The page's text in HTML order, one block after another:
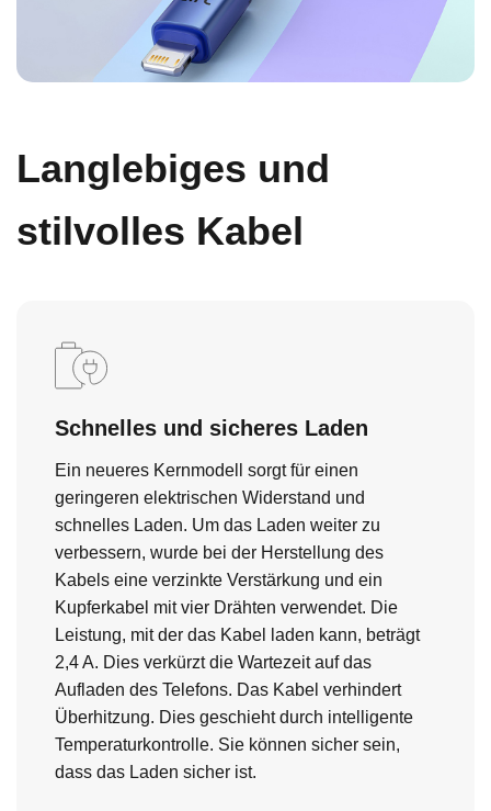
Langlebiges und
stilvolles Kabel
Schnelles und sicheres Laden
Ein neueres Kernmodell sorgt für einen
geringeren elektrischen Widerstand und
schnelles Laden. Um das Laden weiter zu
verbessern, wurde bei der Herstellung des
Kabels eine verzinkte Verstärkung und ein
Kupferkabel mit vier Drähten verwendet. Die
Leistung, mit der das Kabel laden kann, beträgt
2,4 A. Dies verkürzt die Wartezeit auf das
Aufladen des Telefons. Das Kabel verhindert
Überhitzung. Dies geschieht durch intelligente
Temperaturkontrolle. Sie können sicher sein,
dass das Laden sicher ist.